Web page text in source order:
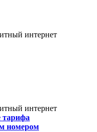
интернет
интернет
тарифа
номером